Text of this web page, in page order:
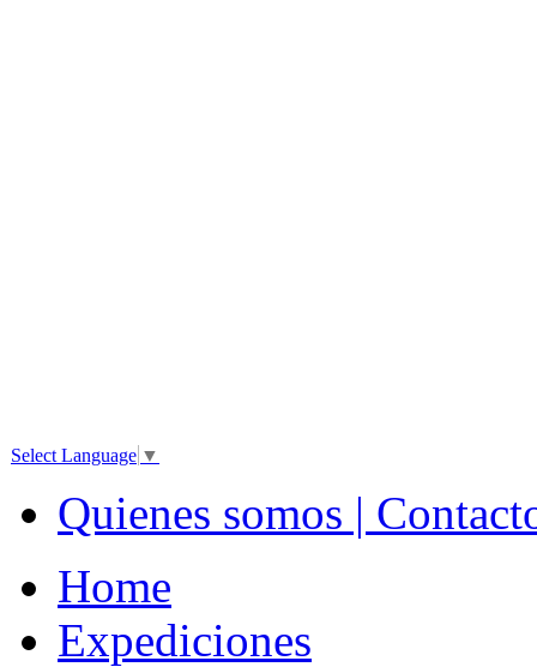
Select Language ▼
Quienes somos |
Home
Expediciones